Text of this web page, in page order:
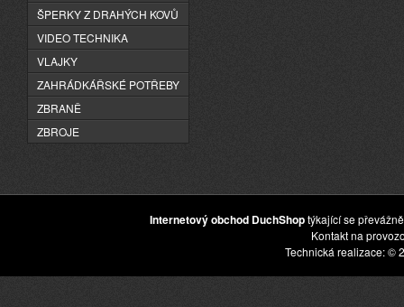
ŠPERKY Z DRAHÝCH KOVŮ
VIDEO TECHNIKA
VLAJKY
ZAHRÁDKÁŘSKÉ POTŘEBY
ZBRANĚ
ZBROJE
Internetový obchod DuchShoptýkající se
Kontakt na
Technická realizace: ©